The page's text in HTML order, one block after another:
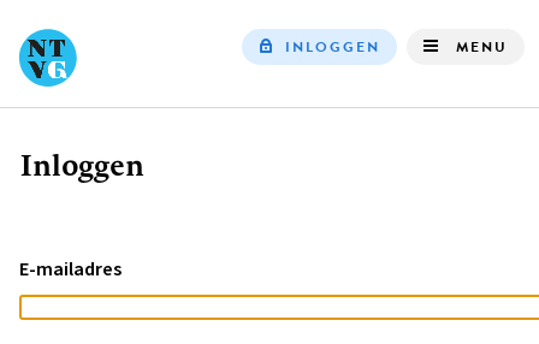
INLOGGEN MENU
Kruimelpad
Inloggen
E-mailadres